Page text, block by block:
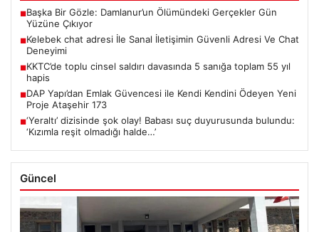
■Başka Bir Gözle: Damlanur’un Ölümündeki Gerçekler Gün
Yüzüne Çıkıyor
■Kelebek chat adresi İle Sanal İletişimin Güvenli Adresi Ve Chat
Deneyimi
■KKTC’de toplu cinsel saldırı davasında 5 sanığa toplam 55 yıl
hapis
■DAP Yapı’dan Emlak Güvencesi ile Kendi Kendini Ödeyen Yeni
Proje Ataşehir 173
■‘Yeraltı’ dizisinde şok olay! Babası suç duyurusunda bulundu:
‘Kızımla reşit olmadığı halde…’
Güncel